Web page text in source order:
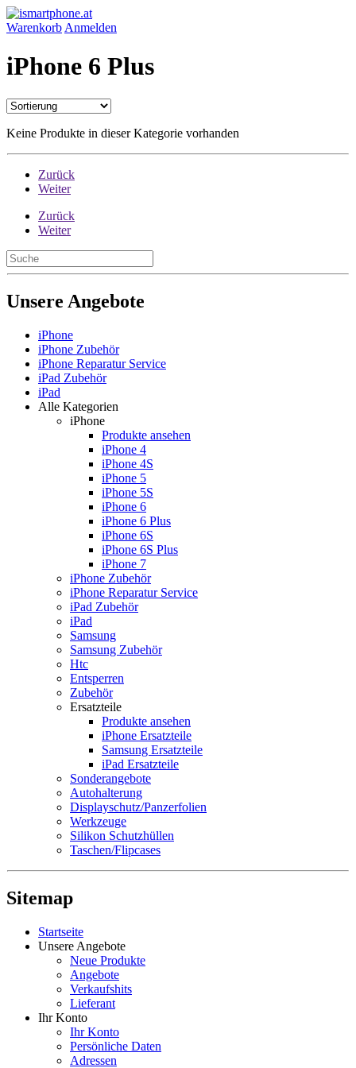
Warenkorb Anmelden
iPhone 6 Plus
Keine Produkte in dieser Kategorie vorhanden
Zurück
Weiter
Zurück
Weiter
Unsere Angebote
iPhone
iPhone Zubehör
iPhone Reparatur Service
iPad Zubehör
iPad
Alle Kategorien
iPhone
Produkte ansehen
iPhone 4
iPhone 4S
iPhone 5
iPhone 5S
iPhone 6
iPhone 6 Plus
iPhone 6S
iPhone 6S Plus
iPhone 7
iPhone Zubehör
iPhone Reparatur Service
iPad Zubehör
iPad
Samsung
Samsung Zubehör
Htc
Entsperren
Zubehör
Ersatzteile
Produkte ansehen
iPhone Ersatzteile
Samsung Ersatzteile
iPad Ersatzteile
Sonderangebote
Autohalterung
Displayschutz/Panzerfolien
Werkzeuge
Silikon Schutzhüllen
Taschen/Flipcases
Sitemap
Startseite
Unsere Angebote
Neue Produkte
Angebote
Verkaufshits
Lieferant
Ihr Konto
Ihr Konto
Persönliche Daten
Adressen